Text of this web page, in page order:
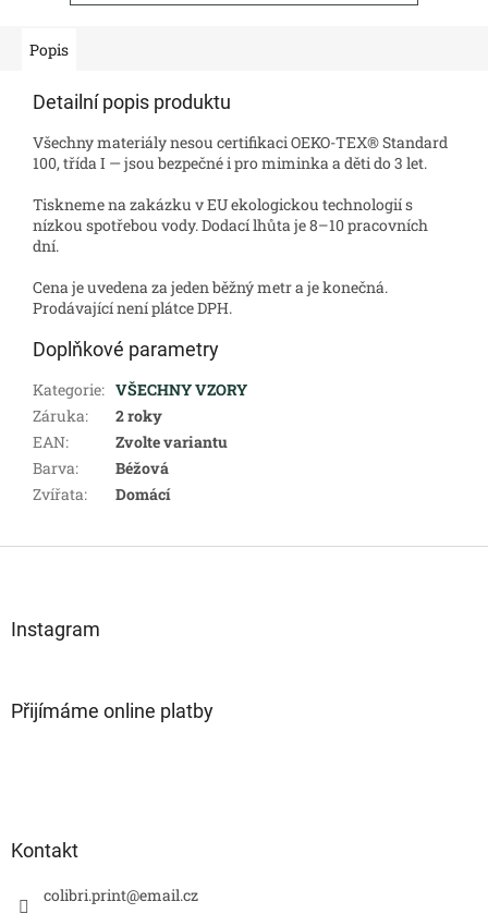
Popis
Detailní popis produktu
Všechny materiály nesou certifikaci OEKO-TEX® Standard
100, třída I — jsou bezpečné i pro miminka a děti do 3 let.
Tiskneme na zakázku v EU ekologickou technologií s
nízkou spotřebou vody. Dodací lhůta je 8–10 pracovních
dní.
Cena je uvedena za jeden běžný metr a je konečná.
Prodávající není plátce DPH.
Doplňkové parametry
Kategorie: VŠECHNY VZORY
Záruka:
2 roky
EAN:
Zvolte variantu
Barva:
Béžová
Zvířata: Domácí
Instagram
Přijímáme online platby
Kontakt
colibri.print@email.cz